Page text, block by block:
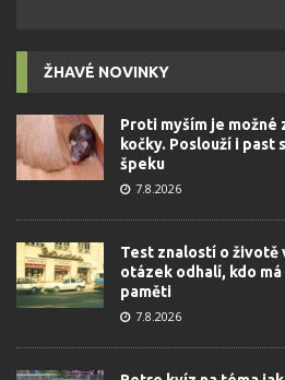
ŽHAVÉ NOVINKY
Proti myším je
kočky. Poslouží i past
špeku
7.8.2026
Test znalostí o životě
otázek odhalí, kdo
paměti
7.8.2026